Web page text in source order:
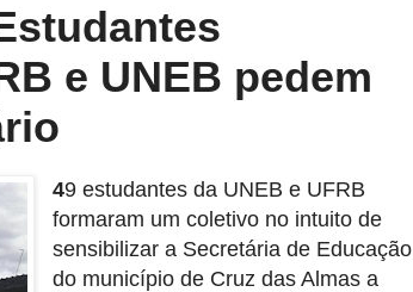
e UNEB pedem
49 estudantes da UNEB e UFRB
formaram um coletivo no intuito de
sensibilizar a Secretária de Educação
do município de Cruz das Almas a